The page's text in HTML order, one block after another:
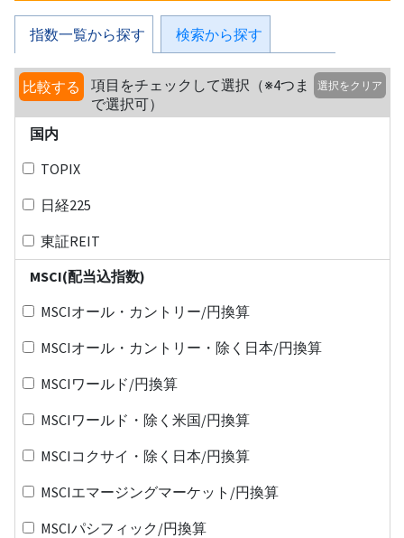
指数一覧から探す 検索から探す
比較する
項目をチェックして選択（※4つま
で選択可）
選択をクリア
国内
TOPIX
日経225
東証REIT
MSCI(配当込指数)
MSCIオール・カントリー/円換算
MSCIオール・カントリー・除く日本/円換算
MSCIワールド/円換算
MSCIワールド・除く米国/円換算
MSCIコクサイ・除く日本/円換算
MSCIエマージングマーケット/円換算
MSCIパシフィック/円換算